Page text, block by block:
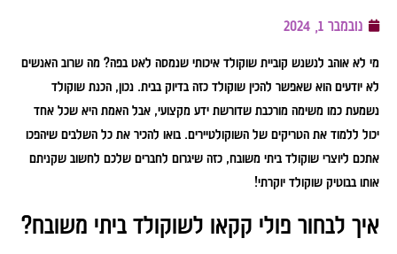
נובמבר 1, 2024
מי לא אוהב לנשנש קוביית שוקולד איכותי שנמסה לאט בפה? מה שרוב האנשים
לא יודעים הוא שאפשר להכין שוקולד כזה בדיוק בבית. נכון, הכנת שוקולד
נשמעת כמו משימה מורכבת שדורשת ידע מקצועי, אבל האמת היא שכל אחד
יכול ללמוד את הטריקים של השוקולטיירים. בואו להכיר את כל השלבים שיהפכו
אתכם ליוצרי שוקולד ביתי משובח, כזה שיגרום לחברים שלכם לחשוב שקניתם
אותו בבוטיק שוקולד יוקרתי!
איך לבחור פולי קקאו לשוקולד ביתי משובח?